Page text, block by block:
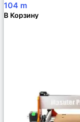
104 m
В Корзину